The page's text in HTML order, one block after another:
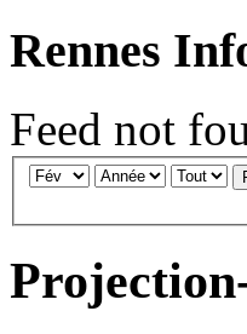
Rennes
Feed not